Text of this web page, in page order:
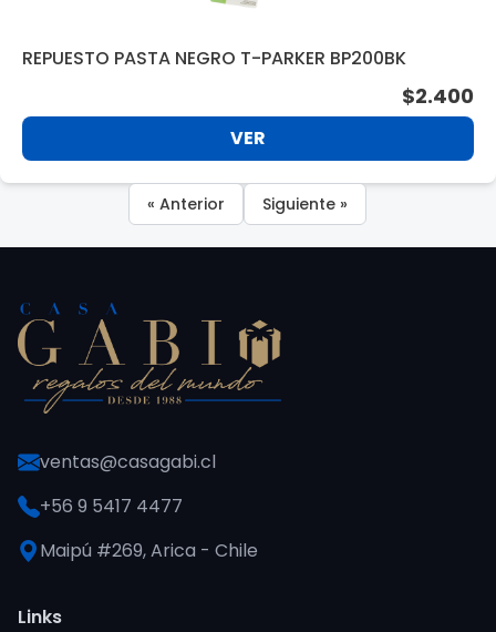
REPUESTO PASTA NEGRO T-PARKER BP200BK
$2.400
VER
« Anterior Siguiente »
ventas@casagabi.cl
+56 9 5417 4477
Maipú #269, Arica - Chile
Links